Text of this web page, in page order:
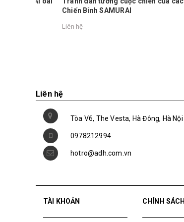
Chiến Binh SAMURAI
Liên hệ
Liên hệ
Tòa V6, The Vesta, Hà Đông, Hà Nội
0978212994
hotro@adh.com.vn
TÀI KHOẢN CHÍNH SÁCH